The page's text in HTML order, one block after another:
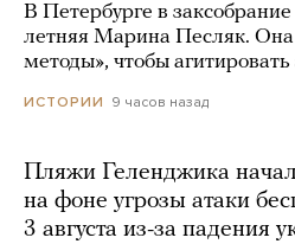
В Петербурге в
летняя Марина Песляк.
методы», чтобы
ИСТОРИИ 9 часов назад
Пляжи Геленджика
на фоне угрозы атаки
3 августа из-за падения